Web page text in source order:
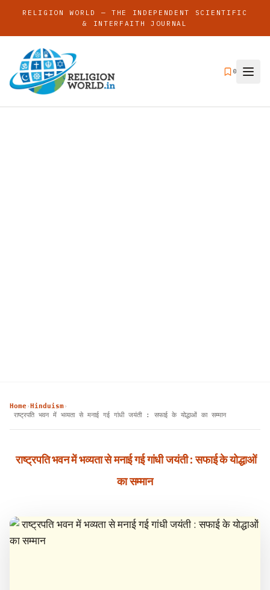
RELIGION WORLD — THE INDEPENDENT SCIENTIFIC
& INTERFAITH JOURNAL
0
Home› Hinduism›
राष्ट्रपति भवन में भव्यता से मनाई गई गांधी जयंती : सफाई के योद्धाओं का सम्मान
राष्ट्रपति भवन में भव्यता से मनाई गई गांधी जयंती : सफाई के योद्धाओं
का सम्मान